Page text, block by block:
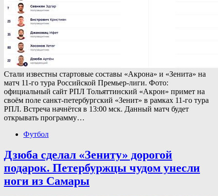
Стали известны стартовые составы «Акрона» и «Зенита» на
матч 11-го тура Российской Премьер-лиги. Фото:
официальный сайт РПЛ Тольяттинский «Акрон» примет на
своём поле санкт-петербургский «Зенит» в рамках 11-го тура
РПЛ. Встреча начнётся в 13:00 мск. Данный матч будет
открывать программу…
Футбол
Дзюба сделал «Зениту» дорогой
подарок. Петербуржцы чудом унесли
ноги из Самары